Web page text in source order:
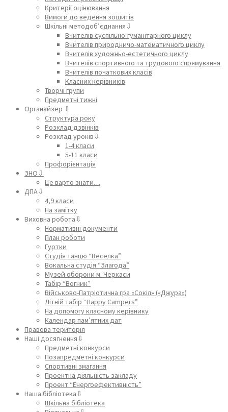
Критерії оцінювання
Вимоги до ведення зошитів
Шкільні методоб’єднання⇩
Вчителів суспільно-гуманітарного циклу
Вчителів природничо-математичного циклу
Вчителів художньо-естетичного циклу
Вчителів спортивного та трудового спрямування
Вчителів початкових класів
Класних керівників
Творчі групи
Предметні тижні
Органайзер ⇩
Структура року
Розклад дзвінків
Розклад уроків⇩
1-4 класи
5-11 класи
Профорієнтація
ЗНО⇩
Це варто знати…
ДПА⇩
4,9 класи
На замітку
Виховна робота⇩
Нормативні документи
План роботи
Гуртки
Студія танцю “Веселка”
Вокальна студія “Злагода”
Музей оборони м. Черкаси
Табір “Вогник”
Військово-Патріотична гра «Сокіл» («Джура»)
Літній табір “Happy Campers”
На допомогу класному керівнику
Календар пам’ятних дат
Правова територія
Наші досягнення⇩
Предметні конкурси
Позапредметні конкурси
Спортивні змагання
Проектна діяльність закладу
Проект “Енергоефективність”
Наша бібліотека⇩
Шкільна бібліотека